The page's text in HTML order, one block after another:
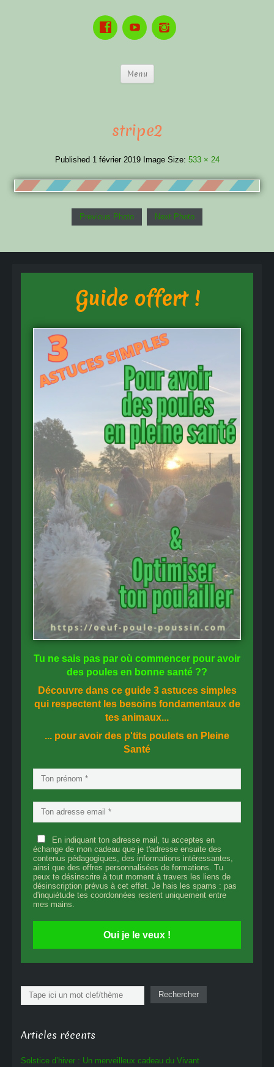
Menu
stripe2
Published 1 février 2019 Image Size: 533 × 24
Previous Photo Next Photo
Guide offert !
Tu ne sais pas par où commencer pour avoir
des poules en bonne santé ??
Découvre dans ce guide 3 astuces simples
qui respectent les besoins fondamentaux de
tes animaux...
... pour avoir des p'tits poulets en Pleine
Santé
En indiquant ton adresse mail, tu acceptes en
échange de mon cadeau que je t'adresse ensuite des
contenus pédagogiques, des informations intéressantes,
ainsi que des offres personnalisées de formations. Tu
peux te désinscrire à tout moment à travers les liens de
désinscription prévus à cet effet. Je hais les spams : pas
d'inquiétude tes coordonnées restent uniquement entre
mes mains.
Oui je le veux !
Rechercher Rechercher
Articles récents
Solstice d’hiver : Un merveilleux cadeau du Vivant